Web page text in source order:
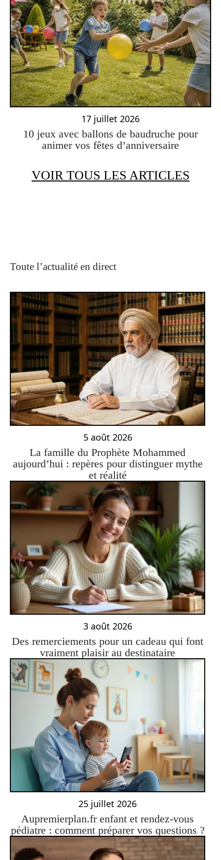
17 juillet 2026
10 jeux avec ballons de baudruche pour
animer vos fêtes d’anniversaire
VOIR TOUS LES ARTICLES
Toute l’actualité en direct
5 août 2026
La famille du Prophète Mohammed
aujourd’hui : repères pour distinguer mythe
et réalité
3 août 2026
Des remerciements pour un cadeau qui font
vraiment plaisir au destinataire
25 juillet 2026
Aupremierplan.fr enfant et rendez-vous
pédiatre : comment préparer vos questions ?